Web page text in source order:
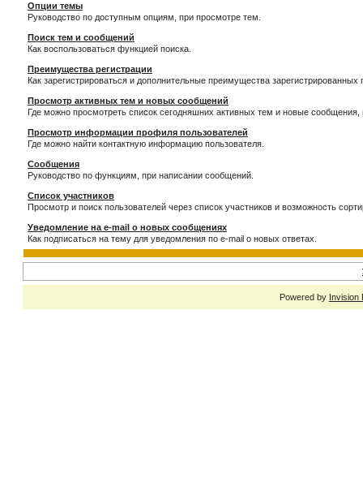
Опции темы
Руководство по доступным опциям, при просмотре тем.
Поиск тем и сообщений
Как воспользоваться функцией поиска.
Преимущества регистрации
Как зарегистрироваться и дополнительные преимущества зарегистрированных
Просмотр активных тем и новых сообщений
Где можно просмотреть список сегодняшних активных тем и новые
Просмотр информации профиля пользователей
Где можно найти контактную информацию пользователя.
Сообщения
Руководство по функциям, при написании сообщений.
Список участников
Просмотр и поиск пользователей через список участников и возможность
Уведомление на e-mail о новых сообщениях
Как подписаться на тему для уведомления по e-mail о новых ответах.
Powered by Invision